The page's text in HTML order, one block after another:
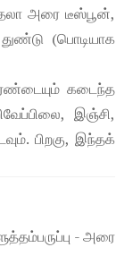
தலா அரை டீஸ்பூன்,
(பொடியாக
கடைந்த
இஞ்சி,
பிறகு, இந்தக்
- அரை